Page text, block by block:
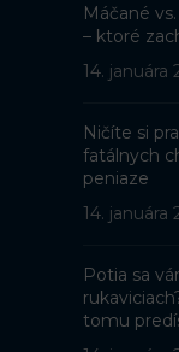
Máčané
– ktoré
14. januára
Ničíte si
fatálnych
peniaze
14. januára
Potia sa
tomu